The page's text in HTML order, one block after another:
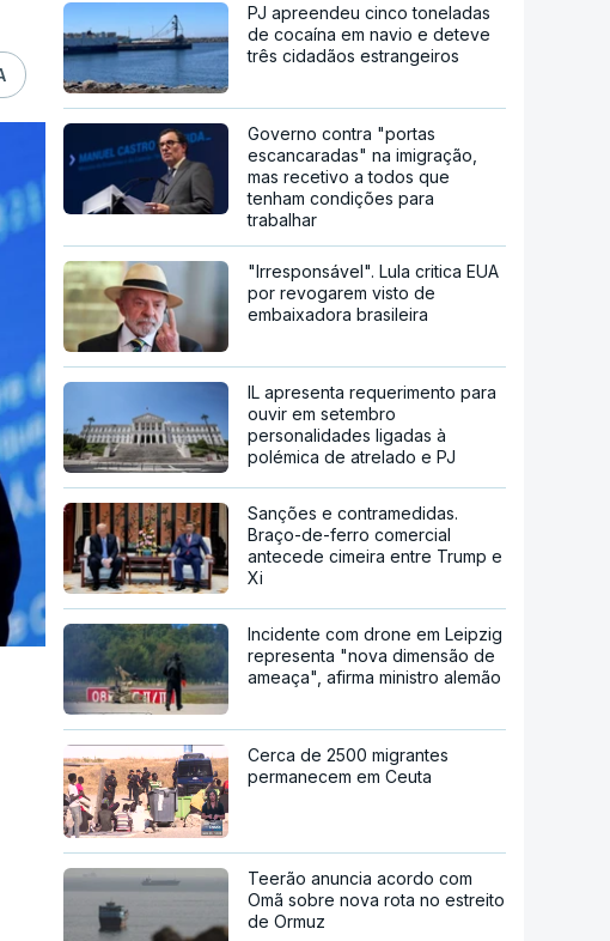
PJ apreendeu cinco toneladas
de cocaína em navio e deteve
três cidadãos estrangeiros
Governo contra "portas
escancaradas" na imigração,
mas recetivo a todos que
tenham condições para
trabalhar
"Irresponsável". Lula critica EUA
por revogarem visto de
embaixadora brasileira
IL apresenta requerimento para
ouvir em setembro
personalidades ligadas à
polémica de atrelado e PJ
Sanções e contramedidas.
Braço-de-ferro comercial
antecede cimeira entre Trump e
Xi
Incidente com drone em Leipzig
representa "nova dimensão de
ameaça", afirma ministro alemão
Cerca de 2500 migrantes
permanecem em Ceuta
Teerão anuncia acordo com
Omã sobre nova rota no estreito
de Ormuz